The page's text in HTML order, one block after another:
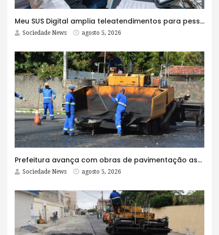
Meu SUS Digital amplia teleatendimentos para pessoas com problemas com jogos e apostas
Sociedade News agosto 5, 2026
Prefeitura avança com obras de pavimentação asfáltica na Rua Lopes Rodrigues
Sociedade News agosto 5, 2026